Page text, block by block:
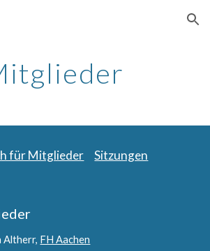
Skip to navigation
für Mitglieder
Sitzungen
Altherr, FH Aachen